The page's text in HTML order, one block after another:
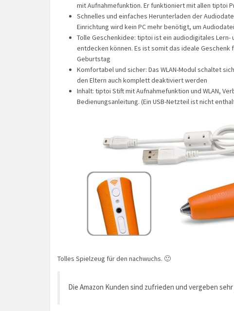
mit Aufnahmefunktion. Er funktioniert mit allen tiptoi
Schnelles und einfaches Herunterladen der
Einrichtung wird kein PC mehr benötigt, um
Tolle Geschenkidee: tiptoi ist ein audiodigitales
entdecken können. Es ist somit das ideale Geschenk
Geburtstag
Komfortabel und sicher: Das WLAN-Modul schaltet
den Eltern auch komplett deaktiviert werden
Inhalt: tiptoi Stift mit Aufnahmefunktion und WLAN,
Bedienungsanleitung. (Ein USB-Netzteil ist nicht
Tolles Spielzeug für den nachwuchs. 🙂
Die Amazon Kunden sind zufrieden und vergeben